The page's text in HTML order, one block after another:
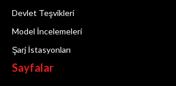
Devlet Teşvikleri
Model İncelemeleri
Şarj İstasyonları
Sayfalar